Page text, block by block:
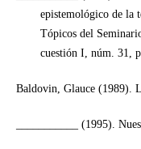
epistemológico de la
Tópicos del
cuestión I, núm. 31,
Baldovin, Glauce (1989).
___________ (1995).